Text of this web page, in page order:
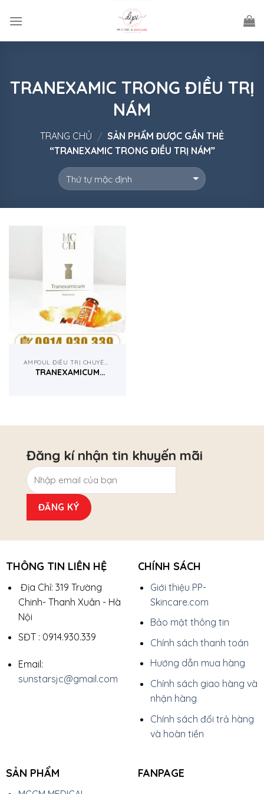
TRANEXAMIC TRONG ĐIỀU TRỊ
NÁM
TRANG CHỦ / SẢN PHẨM ĐƯỢC GẮN THẺ
“TRANEXAMIC TRONG ĐIỀU TRỊ NÁM”
AMPOUL ĐIỀU TRỊ CHUYÊN NGHIỆP
TRANEXAMICUM
Đăng kí nhận tin khuyến mãi
THÔNG TIN LIÊN HỆ
Địa Chỉ: 319 Trường
Chinh- Thanh Xuân - Hà
Nội
SĐT : 0914.930.339
Email:
sunstarsjc@gmail.com
CHÍNH SÁCH
Giới thiệu PP-
Skincare.com
Bảo mật thông tin
Chính sách thanh toán
Hướng dẫn mua hàng
Chính sách giao hàng và
nhận hàng
Chính sách đổi trả hàng
và hoàn tiền
SẢN PHẨM FANPAGE